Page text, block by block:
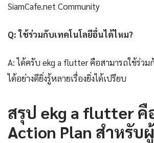
SiamCafe.net Community
Q: ใช้ร่วมกับเทคโนโลยีอื่นได้ไหม?
A: ได้ครับ ekg a flutter คือสามารถใช้ร่ว
ได้อย่างดียิ่งรู้หลายเรื่องยิ่งได้เปรียบ
สรุป ekg a flutter
Action Plan สำหรับ